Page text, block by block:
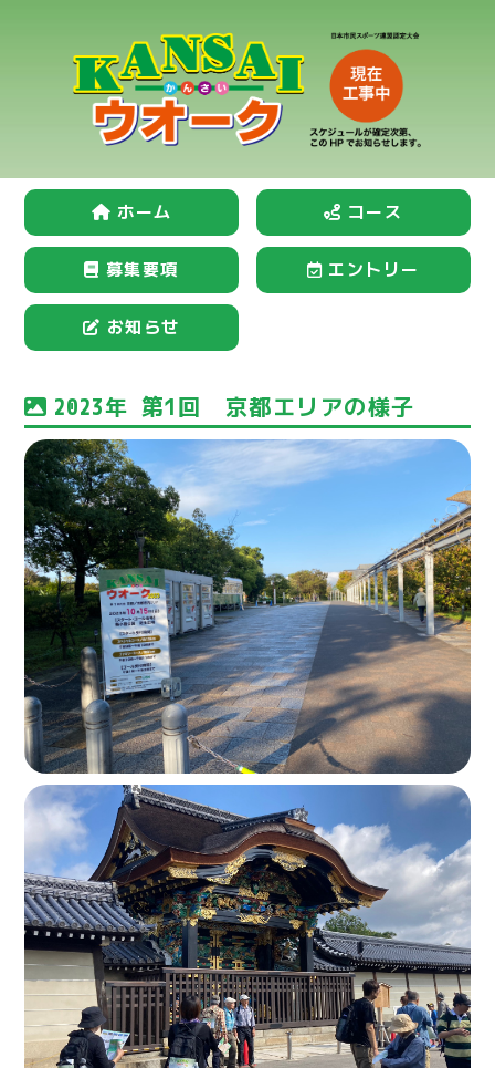
ホーム コース
募集要項 エントリー
お知らせ
2023年 第1回 京都エリアの様子